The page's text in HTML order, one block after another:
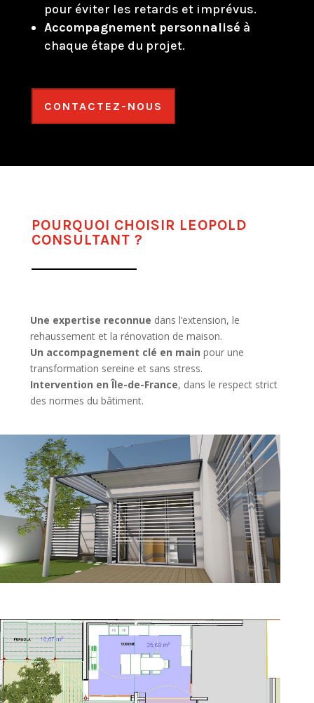
pour éviter les retards et imprévus.
Accompagnement personnalisé à
chaque étape du projet.
CONTACTEZ-NOUS
POURQUOI CHOISIR LEOPOLD
CONSULTANT ?
Une expertise reconnue dans l’extension, le
rehaussement et la rénovation de maison.
Un accompagnement clé en main pour une
transformation sereine et sans stress.
Intervention en Île-de-France, dans le respect strict
des normes du bâtiment.